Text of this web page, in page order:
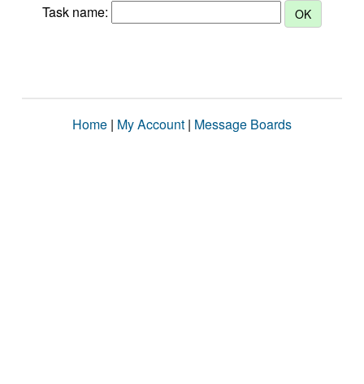
Task name:
Home | My Account | Message Boards